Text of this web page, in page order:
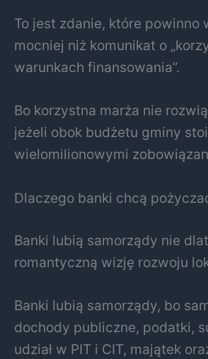
To jest zdanie, które powinno
mocniej niż komunikat o
warunkach finansowania”.
Bo korzystna marża nie
jeżeli obok budżetu gminy
wielomilionowymi
Dlaczego banki chcą
Banki lubią samorządy nie
romantyczną wizję rozwoju
Banki lubią samorządy, bo
dochody publiczne, podatki,
udział w PIT i CIT, majątek